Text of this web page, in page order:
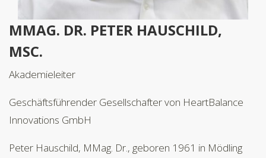
MMAG. DR. PETER HAUSCHILD,
MSC.
Akademieleiter
Geschäftsführender Gesellschafter von HeartBalance
Innovations GmbH
Peter Hauschild, MMag. Dr., geboren 1961 in Mödling